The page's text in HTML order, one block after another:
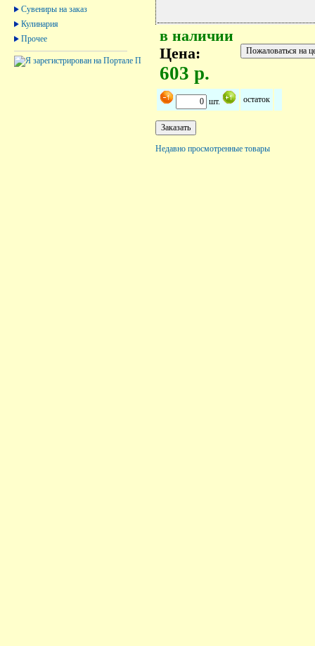
Сувениры на заказ
Кулинария
Прочее
в наличии
Цена:
603 р.
шт. остаток
Недавно просмотренные товары